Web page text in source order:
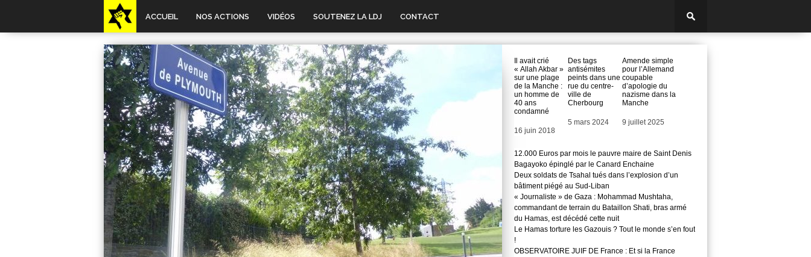
ACCUEIL NOS ACTIONS VIDÉOS SOUTENEZ LA LDJ CONTACT
Il avait crié
« Allah Akbar »
sur une plage
de la Manche :
un homme de
40 ans
condamné
Date
16 juin 2018
Des tags
antisémites
peints dans une
rue du centre-
ville de
Cherbourg
Date
5 mars 2024
Amende simple
pour l’Allemand
coupable
d’apologie du
nazisme dans la
Manche
Date
9 juillet 2025
12.000 Euros par mois le pauvre maire de Saint Denis
Bagayoko épinglé par le Canard Enchaine
Deux soldats de Tsahal tués dans l’explosion d’un
bâtiment piégé au Sud-Liban
« Journaliste » de Gaza : Mohammad Mushtaha,
commandant de terrain du Bataillon Shati, bras armé
du Hamas, est décédé cette nuit
Le Hamas torture les Gazouis ? Tout le monde s’en fout
!
OBSERVATOIRE JUIF DE France : Et si la France